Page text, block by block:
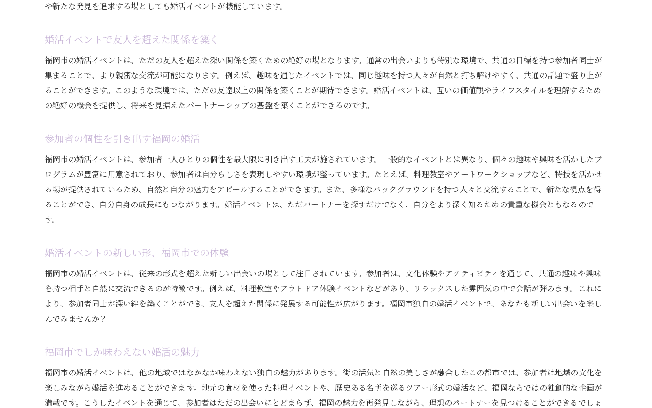
婚活イベントが福岡市で人気な理由
多様な婚活イベントの種類と特徴
福岡市の婚活イベント参加者の声
福岡市での婚活イベントが生まれる信頼感
婚活イベントの福岡市ならではの魅力
福岡市の婚活イベントで理想のパートナーに出会う方法
福岡市での婚活イベント参加前の準備
自分に合った婚活イベントの選び方
福岡市での婚活参加者のネットワーク作り
福岡市の婚活で人生が変わる瞬間
婚活イベントが提供する福岡市での安全な出会い
婚活イベントで福岡市の魅力に触れる瞬間
や新たな発見を追求する場としても婚活イベントが機能しています。
婚活イベントで友人を超えた関係を築く
福岡市の婚活イベントは、ただの友人を超えた深い関係を築くための絶好の場となります。通常の出会いよりも特別な環境で、共通の目標を持つ参加者同士が
集まることで、より親密な交流が可能になります。例えば、趣味を通じたイベントでは、同じ趣味を持つ人々が自然と打ち解けやすく、共通の話題で盛り上が
ることができます。このような環境では、ただの友達以上の関係を築くことが期待できます。婚活イベントは、互いの価値観やライフスタイルを理解するため
の絶好の機会を提供し、将来を見据えたパートナーシップの基盤を築くことができるのです。
参加者の個性を引き出す福岡の婚活
福岡市の婚活イベントは、参加者一人ひとりの個性を最大限に引き出す工夫が施されています。一般的なイベントとは異なり、個々の趣味や興味を活かしたプ
ログラムが豊富に用意されており、参加者は自分らしさを表現しやすい環境が整っています。たとえば、料理教室やアートワークショップなど、特技を活かせ
る場が提供されているため、自然と自分の魅力をアピールすることができます。また、多様なバックグラウンドを持つ人々と交流することで、新たな視点を得
ることができ、自分自身の成長にもつながります。婚活イベントは、ただパートナーを探すだけでなく、自分をより深く知るための貴重な機会ともなるので
す。
婚活イベントの新しい形、福岡市での体験
福岡市の婚活イベントは、従来の形式を超えた新しい出会いの場として注目されています。参加者は、文化体験やアクティビティを通じて、共通の趣味や興味
を持つ相手と自然に交流できるのが特徴です。例えば、料理教室やアウトドア体験イベントなどがあり、リラックスした雰囲気の中で会話が弾みます。これに
より、参加者同士が深い絆を築くことができ、友人を超えた関係に発展する可能性が広がります。福岡市独自の婚活イベントで、あなたも新しい出会いを楽し
んでみませんか？
福岡市でしか味わえない婚活の魅力
福岡市の婚活イベントは、他の地域ではなかなか味わえない独自の魅力があります。街の活気と自然の美しさが融合したこの都市では、参加者は地域の文化を
楽しみながら婚活を進めることができます。地元の食材を使った料理イベントや、歴史ある名所を巡るツアー形式の婚活など、福岡ならではの独創的な企画が
満載です。こうしたイベントを通じて、参加者はただの出会いにとどまらず、福岡の魅力を再発見しながら、理想のパートナーを見つけることができるでしょ